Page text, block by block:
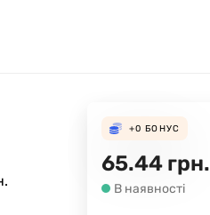
+0 БОНУС
65.44 грн.
В наявності